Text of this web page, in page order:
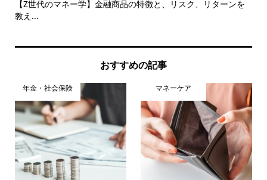
【Z世代のマネー学】金融商品の特徴と、リスク、リターンを
教え...
おすすめの記事
年金・社会保険 マネーケア